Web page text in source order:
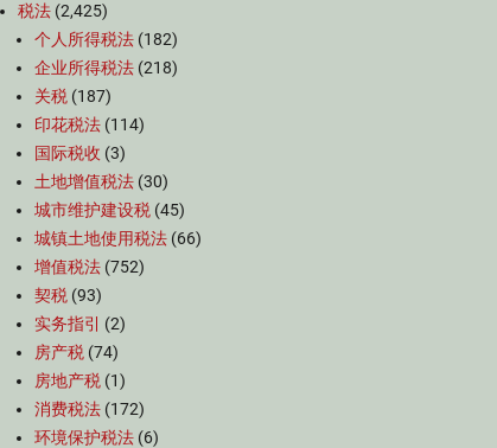
税法 (2,425)
个人所得税法 (182)
企业所得税法 (218)
关税 (187)
印花税法 (114)
国际税收 (3)
土地增值税法 (30)
城市维护建设税 (45)
城镇土地使用税法 (66)
增值税法 (752)
契税 (93)
实务指引
(2)
房产税 (74)
房地产税 (1)
消费税法 (172)
环境保护税法 (6)